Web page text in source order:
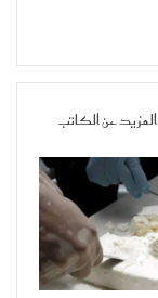
المزيد عن الكاتب